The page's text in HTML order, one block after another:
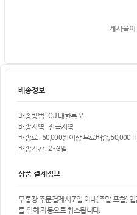
게시물
배송정보
배송방법 : CJ 대한통운
배송지역 : 전국지역
배송료 : 50,000원이상 무료배송, 50,000
배송기간 : 2~3일
상품 결제정보
무통장 주문결제시 7일 이내(주말 포함)
를 위해 자동으로 취소됩니다.